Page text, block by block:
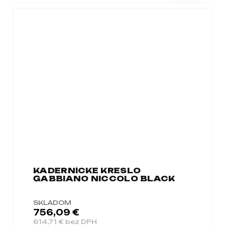
KADERNÍCKE KRESLO
GABBIANO NICCOLO BLACK
SKLADOM
614,71 € bez DPH
756,09 €